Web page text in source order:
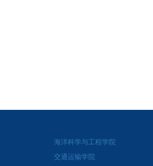
海洋科学与工程学院
交通运输学院